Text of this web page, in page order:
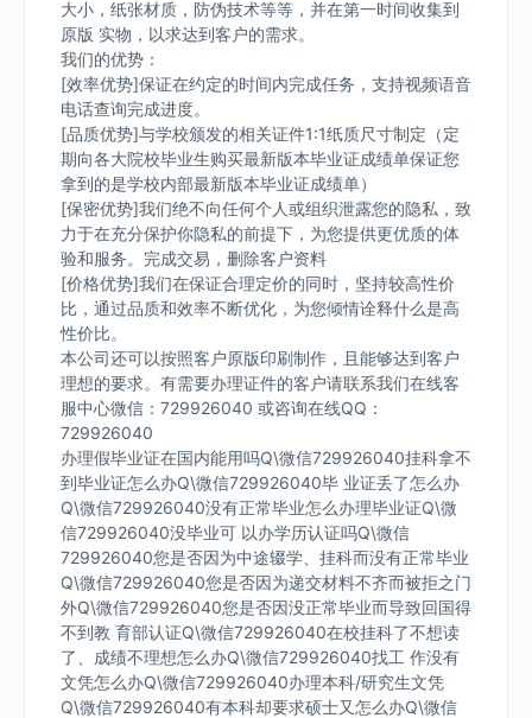
大小，纸张材质，防伪技术等等，并在第一时间收集到
原版 实物，以求达到客户的需求。
我们的优势：
[效率优势]保证在约定的时间内完成任务，支持视频语音
电话查询完成进度。
[品质优势]与学校颁发的相关证件1:1纸质尺寸制定（定
期向各大院校毕业生购买最新版本毕业证成绩单保证您
拿到的是学校内部最新版本毕业证成绩单）
[保密优势]我们绝不向任何个人或组织泄露您的隐私，致
力于在充分保护你隐私的前提下，为您提供更优质的体
验和服务。完成交易，删除客户资料
[价格优势]我们在保证合理定价的同时，坚持较高性价
比，通过品质和效率不断优化，为您倾情诠释什么是高
性价比。
本公司还可以按照客户原版印刷制作，且能够达到客户
理想的要求。有需要办理证件的客户请联系我们在线客
服中心微信：729926040 或咨询在线QQ：
729926040
办理假毕业证在国内能用吗Q\微信729926040挂科拿不
到毕业证怎么办Q\微信729926040毕 业证丢了怎么办
Q\微信729926040没有正常毕业怎么办理毕业证Q\微
信729926040没毕业可 以办学历认证吗Q\微信
729926040您是否因为中途辍学、挂科而没有正常毕业
Q\微信729926040您是否因为递交材料不齐而被拒之门
外Q\微信729926040您是否因没正常毕业而导致回国得
不到教 育部认证Q\微信729926040在校挂科了不想读
了、成绩不理想怎么办Q\微信729926040找工 作没有
文凭怎么办Q\微信729926040办理本科/研究生文凭
Q\微信729926040有本科却要求硕士又怎么办Q\微信